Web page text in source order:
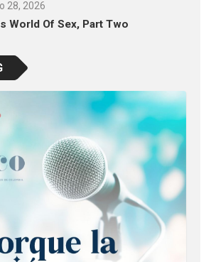
28, 2026
World Of Sex, Part Two